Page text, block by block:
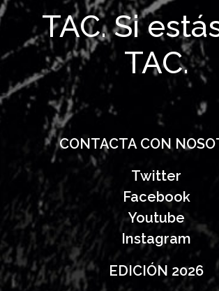
TAC. Si
TAC.
CONTACTA CON
Twitter
Facebook
Youtube
Instagram
EDICIÓN 2026